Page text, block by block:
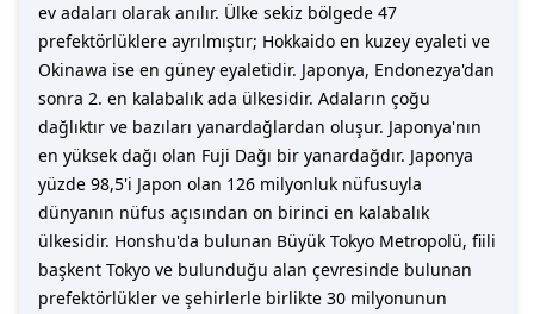
ev adaları olarak anılır. Ülke sekiz bölgede 47
prefektörlüklere ayrılmıştır; Hokkaido en kuzey eyaleti ve
Okinawa ise en güney eyaletidir. Japonya, Endonezya'dan
sonra 2. en kalabalık ada ülkesidir. Adaların çoğu
dağlıktır ve bazıları yanardağlardan oluşur. Japonya'nın
en yüksek dağı olan Fuji Dağı bir yanardağdır. Japonya
yüzde 98,5'i Japon olan 126 milyonluk nüfusuyla
dünyanın nüfus açısından on birinci en kalabalık
ülkesidir. Honshu'da bulunan Büyük Tokyo Metropolü, fiili
başkent Tokyo ve bulunduğu alan çevresinde bulunan
prefektörlükler ve şehirlerle birlikte 30 milyonunun